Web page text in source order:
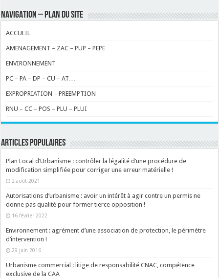
NAVIGATION – PLAN DU SITE
ACCUEIL
AMENAGEMENT – ZAC – PUP – PEPE
ENVIRONNEMENT
PC – PA – DP – CU – AT…
EXPROPRIATION – PREEMPTION
RNU – CC – POS – PLU – PLUI
ARTICLES POPULAIRES
Plan Local d’Urbanisme : contrôler la légalité d’une procédure de
modification simplifiée pour corriger une erreur matérielle !
2 août 2021
Autorisations d’urbanisme : avoir un intérêt à agir contre un permis ne
donne pas qualité pour former tierce opposition !
16 février 2022
Environnement : agrément d’une association de protection, le périmètre
d’intervention !
29 juin 2016
Urbanisme commercial : litige de responsabilité CNAC, compétence
exclusive de la CAA